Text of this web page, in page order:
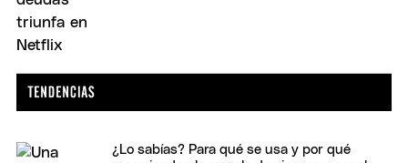
¿Lo sabías? Para qué se usa y por qué